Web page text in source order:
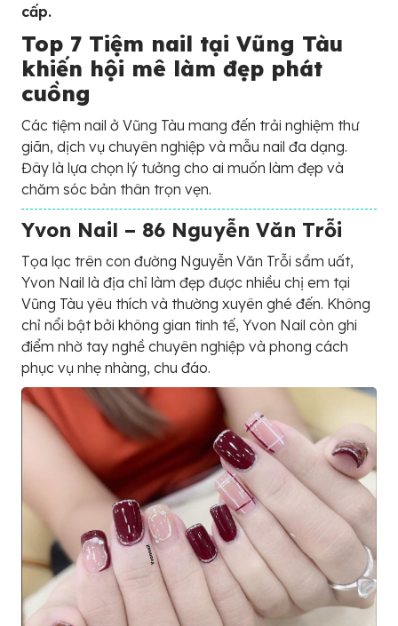
cấp.
Top 7 Tiệm nail tại Vũng Tàu
khiến hội mê làm đẹp phát
cuồng
Các tiệm nail ở Vũng Tàu mang đến trải nghiệm thư
giãn, dịch vụ chuyên nghiệp và mẫu nail đa dạng.
Đây là lựa chọn lý tưởng cho ai muốn làm đẹp và
chăm sóc bản thân trọn vẹn.
Yvon Nail – 86 Nguyễn Văn Trỗi
Tọa lạc trên con đường Nguyễn Văn Trỗi sầm uất,
Yvon Nail là địa chỉ làm đẹp được nhiều chị em tại
Vũng Tàu yêu thích và thường xuyên ghé đến. Không
chỉ nổi bật bởi không gian tinh tế, Yvon Nail còn ghi
điểm nhờ tay nghề chuyên nghiệp và phong cách
phục vụ nhẹ nhàng, chu đáo.